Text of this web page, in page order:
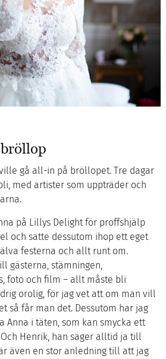
gå all-in på bröllopet. Tre dagar
med artister som uppträder och
på Lillys Delight för proffshjälp
och satte dessutom ihop ett eget
festerna och allt runt om.
gästerna, stämningen,
foto och film – allt måste bli
orolig, för jag vet att om man vill
så får man det. Dessutom har jag
Anna i täten, som kan smycka ett
Henrik, han säger alltid ja till
även en stor anledning till att jag